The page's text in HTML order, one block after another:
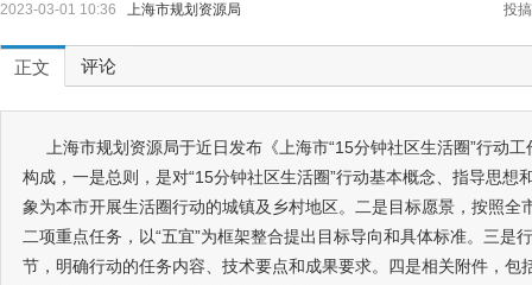
2023-03-01 10:36 上海市规划资源局 投搞
正文 评论
上海市规划资源局于近日发布《上海市“15分钟社区生活圈”行动
构成，一是总则，是对“15分钟社区生活圈”行动基本概念、指导思想
象为本市开展生活圈行动的城镇及乡村地区。二是目标愿景，按照全
二项重点任务，以“五宜”为框架整合提出目标导向和具体标准。三是
节，明确行动的任务内容、技术要点和成果要求。四是相关附件，包